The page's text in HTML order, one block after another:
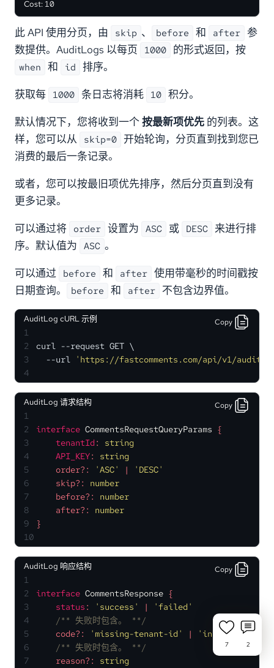
Cost: 10
此 API 使用分页，由 skip 、 before 和 after 参
数提供。AuditLogs 以每页
1000 的形式返回，按
when 和 id 排序。
获取每 1000 条日志将消耗 10 积分。
默认情况下，您将收到一个按最新项优先 的列表。这
样，您可以从
skip=0 开始轮询，分页直到找到您已
消费的最后一条记录。
或者，您可以按最旧项优先排序，然后分页直到没有
更多记录。
可以通过将 order 设置为 ASC 或 DESC 来进行排
序。默认值为 ASC 。
可以通过 before 和 after 使用带毫秒的时间戳按
日期查询。
before 和 after 不包含边界值。
AuditLog cURL 示例 Copy
1
2
curl --request GET \
3
  --url
'https://fastcomments.com/api/v1/audit-
4
AuditLog 请求结构 Copy
1
2
interface CommentsRequestQueryParams {
3
tenantId: string
4
API_KEY: string
5
    order?:
'ASC' |
'DESC'
6
    skip?:
number
7
    before?:
number
8
    after?:
number
9
}
10
AuditLog 响应结构 Copy
1
2
interface CommentsResponse {
3
status : 'success' |
'failed'
4
/** 失败时包含。 **/
5
    code?:
'missing-tenant-id' |
'invalid-
6
/** 失败时包含。 **/
7
    reason?:
string
7 2